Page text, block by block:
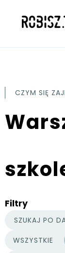
CZYM SIĘ
Filtry
SZUKAJ PO
WSZYSTKIE
MIASTA